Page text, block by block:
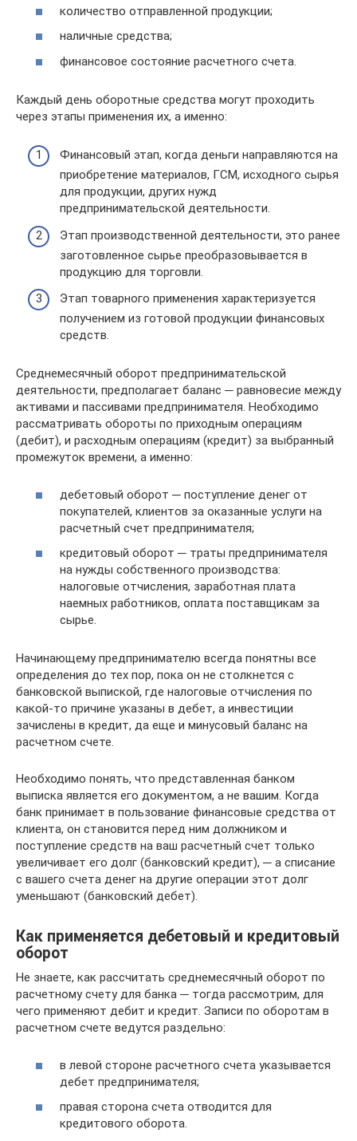
количество отправленной продукции;
наличные средства;
финансовое состояние расчетного счета.
Каждый день оборотные средства могут проходить
через этапы применения их, а именно:
Финансовый этап, когда деньги направляются на
приобретение материалов, ГСМ, исходного сырья
для продукции, других нужд
предпринимательской деятельности.
Этап производственной деятельности, это ранее
заготовленное сырье преобразовывается в
продукцию для торговли.
Этап товарного применения характеризуется
получением из готовой продукции финансовых
средств.
Среднемесячный оборот предпринимательской
деятельности, предполагает баланс ─ равновесие между
активами и пассивами предпринимателя. Необходимо
рассматривать обороты по приходным операциям
(дебит), и расходным операциям (кредит) за выбранный
промежуток времени, а именно:
дебетовый оборот ─ поступление денег от
покупателей, клиентов за оказанные услуги на
расчетный счет предпринимателя;
кредитовый оборот ─ траты предпринимателя
на нужды собственного производства:
налоговые отчисления, заработная плата
наемных работников, оплата поставщикам за
сырье.
Начинающему предпринимателю всегда понятны все
определения до тех пор, пока он не столкнется с
банковской выпиской, где налоговые отчисления по
какой-то причине указаны в дебет, а инвестиции
зачислены в кредит, да еще и минусовый баланс на
расчетном счете.
Необходимо понять, что представленная банком
выписка является его документом, а не вашим. Когда
банк принимает в пользование финансовые средства от
клиента, он становится перед ним должником и
поступление средств на ваш расчетный счет только
увеличивает его долг (банковский кредит), ─ а списание
с вашего счета денег на другие операции этот долг
уменьшают (банковский дебет).
Как применяется дебетовый и кредитовый
оборот
Не знаете, как рассчитать среднемесячный оборот по
расчетному счету для банка ─ тогда рассмотрим, для
чего применяют дебит и кредит. Записи по оборотам в
расчетном счете ведутся раздельно:
в левой стороне расчетного счета указывается
дебет предпринимателя;
правая сторона счета отводится для
кредитового оборота.